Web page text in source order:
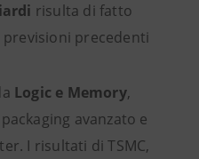
risulta di fatto
precedenti
Logic e Memory,
avanzato e
I risultati di TSMC,